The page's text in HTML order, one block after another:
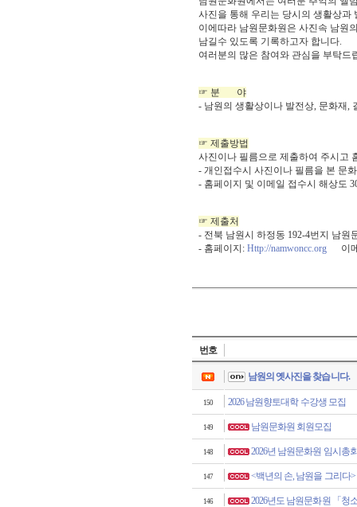
사진을 통해 우리는 당시의 생활상과
이에따라 남원문화원은 사진속 남원
남길수 있도록 기록하고자 합니다.
여러분의 많은 참여와 관심을 부탁드
☞ 분 야
- 남원의 생활상이나 발전상, 문화재,
☞ 제출방법
사진이나 필름으로 제출하여 주시고
- 개인접수시 사진이나 필름을 본 문
- 홈페이지 및 이메일 접수시 해상도
☞ 제출처
- 전북 남원시 하정동 192-4번지 남원
- 홈페이지: Http://namwoncc.org 이
번호
남원의 옛사진을 찾습니다.
150 2026 남원향토대학 수강생 모집
149 남원문화원 회원모집
148 2026년 남원문화원 임시총
147 <백년의 손, 남원을 그리다
146 2026년도 남원문화원 「청